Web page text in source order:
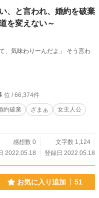
、と言われ、婚約を破棄
を変えない～
わりーんだよ」 そう言わ
位 / 66,374件
約破棄 ざまぁ
女主人公
感想数 0
文字数 1,124
2022.05.18
登録日 2022.05.18
お気に入り追加 51